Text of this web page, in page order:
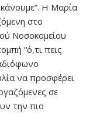
κάνουμε”. Η Μαρία
στο
Νοσοκομείου
“ό,τι πεις
να προσφέρει
σε
την πιο